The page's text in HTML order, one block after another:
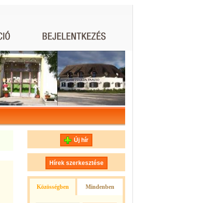
Új hír
Hírek szerkesztése
Közösségben Mindenben